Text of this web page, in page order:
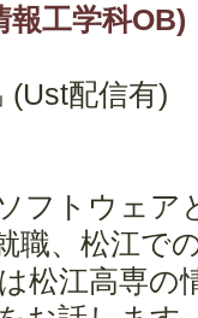
報工学科OB)
(Ust配信有)
フトウェア
職、松江で
松江高専の